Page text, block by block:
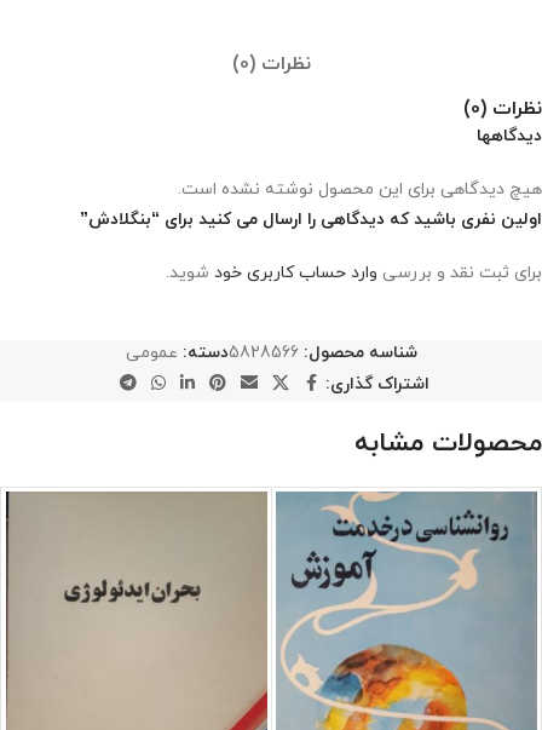
نظرات (0)
نظرات (0)
دیدگاهها
هیچ دیدگاهی برای این محصول نوشته نشده است.
اولین نفری باشید که دیدگاهی را ارسال می کنید برای “بنگلادش”
برای ثبت نقد و بررسی وارد حساب کاربری خود شوید.
شناسه محصول:5828566دسته: عمومی
اشتراک گذاری:
محصولات مشابه